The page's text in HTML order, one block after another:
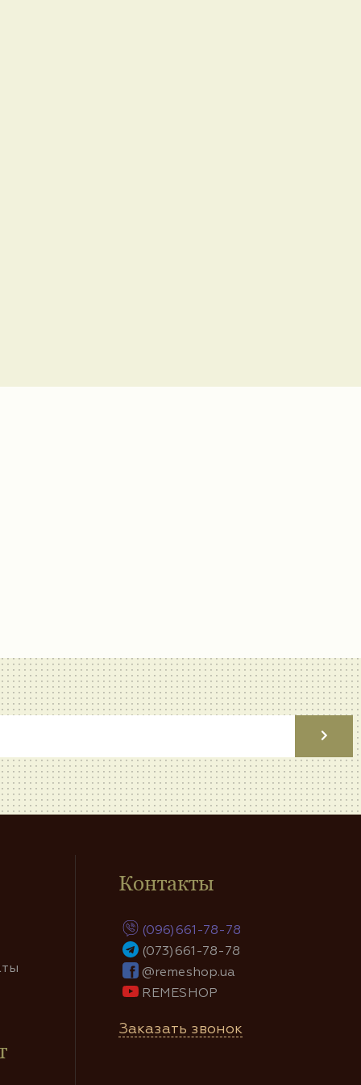
Контакты
(096)661-78-78
(073)661-78-78
@remeshop.ua
REMESHOP
Заказать звонок